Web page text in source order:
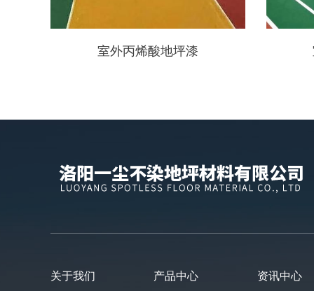
室外丙烯酸地坪漆
关于我们 产品中心 资讯中心